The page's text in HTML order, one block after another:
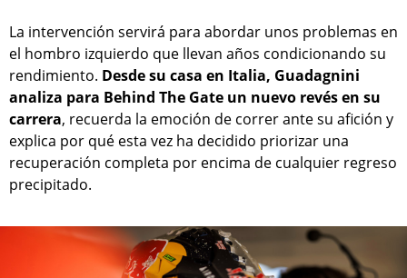
La intervención servirá para abordar unos problemas en
el hombro izquierdo que llevan años condicionando su
rendimiento. Desde su casa en Italia, Guadagnini
analiza para Behind The Gate un nuevo revés en su
carrera, recuerda la emoción de correr ante su afición y
explica por qué esta vez ha decidido priorizar una
recuperación completa por encima de cualquier regreso
precipitado.